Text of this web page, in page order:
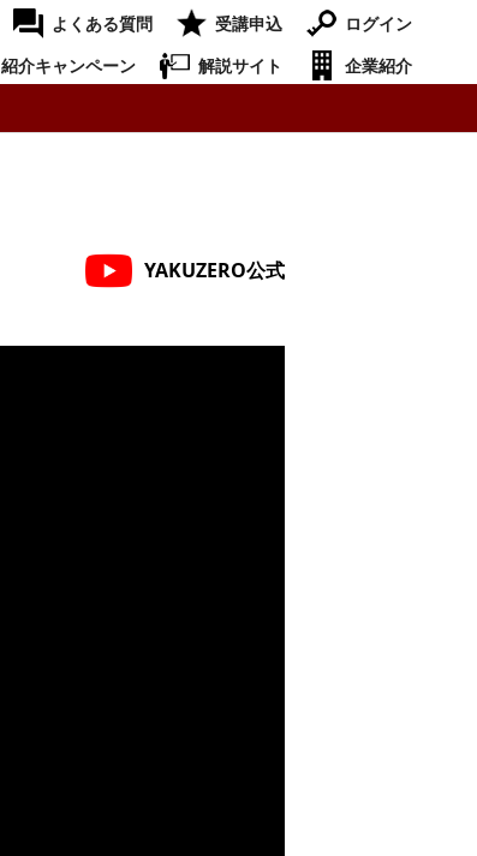
よくある質問 受講申込
ログイン
紹介キャンペーン 解説サイト
企業紹介
YAKUZERO公式